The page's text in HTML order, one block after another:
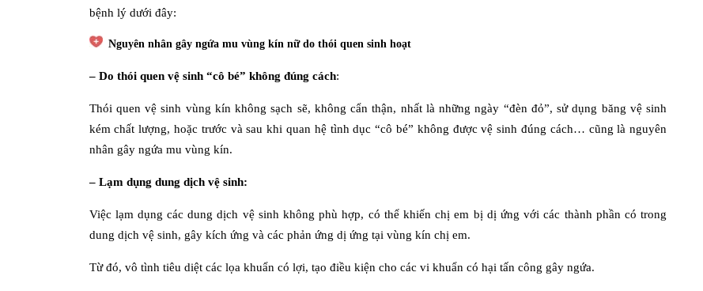
bệnh lý dưới đây:
Nguyên nhân gây ngứa mu vùng kín nữ do thói quen sinh hoạt
– Do thói quen vệ sinh “cô bé” không đúng cách:
Thói quen vệ sinh vùng kín không sạch sẽ, không cẩn thận, nhất là những ngày “đèn đỏ”, sử dụng băng vệ sinh
kém chất lượng, hoặc trước và sau khi quan hệ tình dục “cô bé” không được vệ sinh đúng cách… cũng là nguyên
nhân gây ngứa mu vùng kín.
– Lạm dụng dung dịch vệ sinh:
Việc lạm dụng các dung dịch vệ sinh không phù hợp, có thể khiến chị em bị dị ứng với các thành phần có trong
dung dịch vệ sinh, gây kích ứng và các phản ứng dị ứng tại vùng kín chị em.
Từ đó, vô tình tiêu diệt các lọa khuẩn có lợi, tạo điều kiện cho các vi khuẩn có hại tấn công gây ngứa.